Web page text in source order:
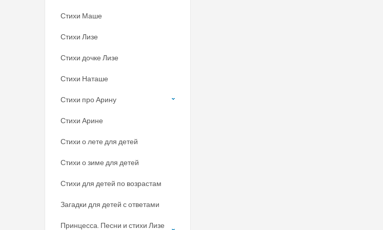
Стихи Маше
Стихи Лизе
Стихи дочке Лизе
Стихи Наташе
Стихи про Арину
Стихи Арине
Стихи о лете для детей
Стихи о зиме для детей
Стихи для детей по возрастам
Загадки для детей с ответами
Принцесса. Песни и стихи Лизе